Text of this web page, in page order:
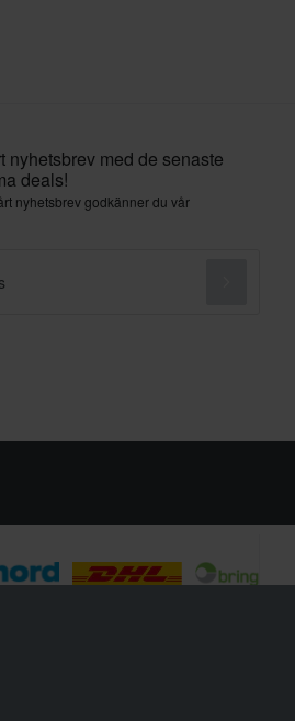
nyhetsbrev med de senaste
deals!
nyhetsbrev godkänner du vår